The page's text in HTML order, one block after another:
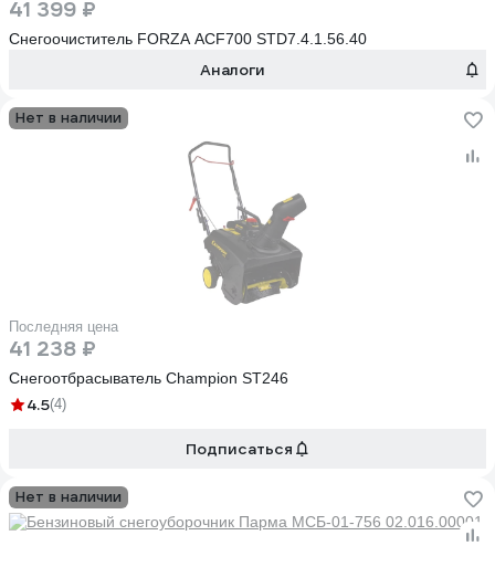
41 399 ₽
Снегоочиститель FORZA АСF700 STD7.4.1.56.40
Аналоги
Нет в наличии
Последняя цена
41 238 ₽
Снегоотбрасыватель Champion ST246
4.5(4)
Подписаться
Нет в наличии